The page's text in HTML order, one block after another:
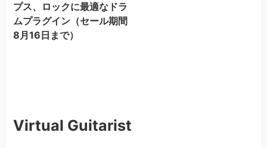
プス、ロックに最適なドラ
ムプラグイン（セール期間
8月16日まで）
Virtual Guitarist